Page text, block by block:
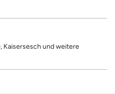
Kaisersesch und weitere